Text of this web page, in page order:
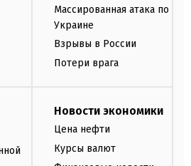
Массированная атака по
Украине
Взрывы в России
Потери врага
Новости экономики
Цена нефти
Курсы валют